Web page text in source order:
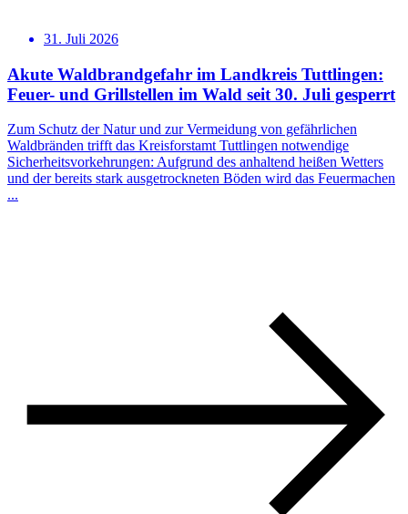
31. Juli 2026
Akute Waldbrandgefahr im Landkreis Tuttlingen:
Feuer- und Grillstellen im Wald seit 30. Juli gesperrt
Zum Schutz der Natur und zur Vermeidung von gefährlichen
Waldbränden trifft das Kreisforstamt Tuttlingen notwendige
Sicherheitsvorkehrungen: Aufgrund des anhaltend heißen Wetters
und der bereits stark ausgetrockneten Böden wird das Feuermachen
...